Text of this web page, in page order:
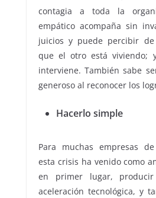
contagia a toda la
empático acompaña sin
juicios y puede percibir
que el otro está viviendo;
interviene. También sabe
generoso al reconocer los
Hacerlo simple
Para muchas empresas
esta crisis ha venido como
en primer lugar,
aceleración tecnológica, y